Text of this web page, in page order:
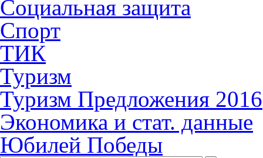
Социальная защита
Спорт
ТИК
Туризм
Туризм Предложения 2016
Экономика и стат. данные
Юбилей Победы